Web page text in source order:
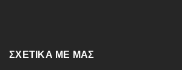
ΣΧΕΤΙΚΆ ΜΕ ΜΑΣ